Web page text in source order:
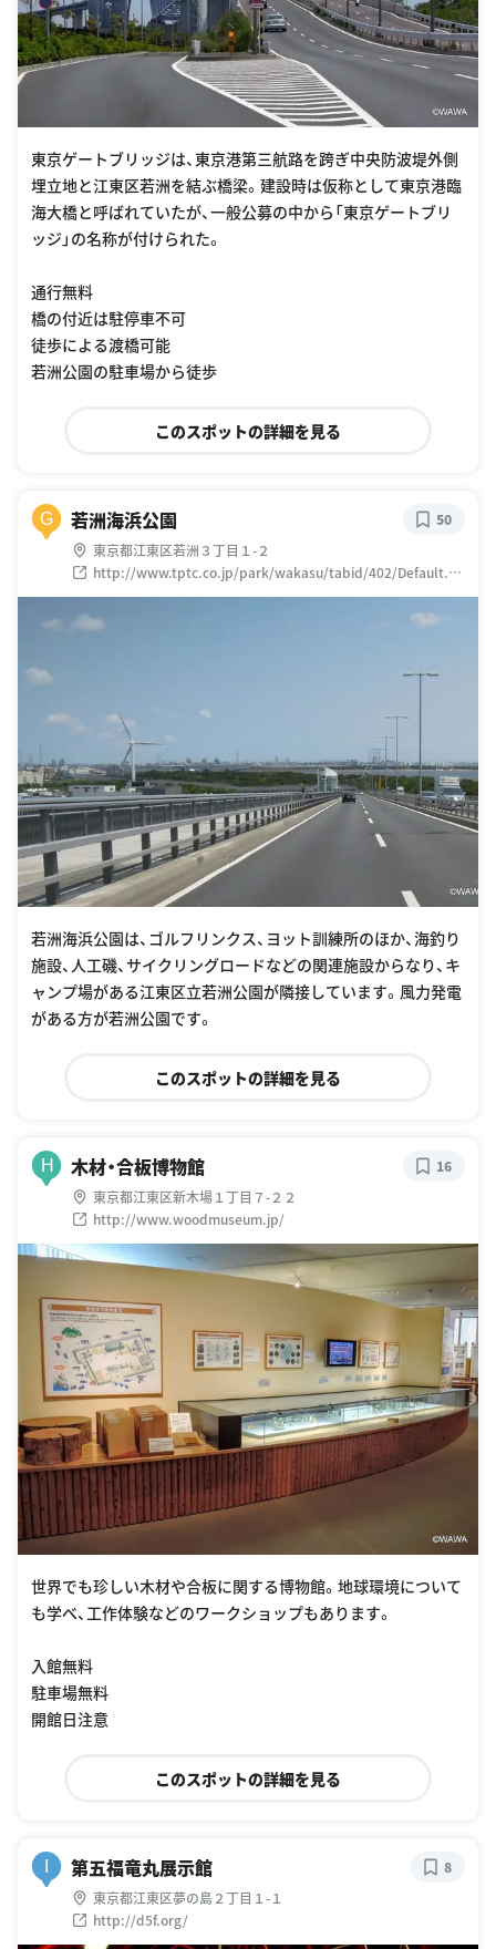
東京ゲートブリッジは、東京港第三航路を跨ぎ中央防波堤外側
埋立地と江東区若洲を結ぶ橋梁。建設時は仮称として東京港臨
海大橋と呼ばれていたが、一般公募の中から「東京ゲートブリ
ッジ」の名称が付けられた。
通行無料
橋の付近は駐停車不可
徒歩による渡橋可能
若洲公園の駐車場から徒歩
このスポットの詳細を見る
G 若洲海浜公園
東京都江東区若洲３丁目１-２
http://www.tptc.co.jp/park/wakasu/tabid/402/Default.as
px
50
若洲海浜公園は、ゴルフリンクス、ヨット訓練所のほか、海釣り
施設、人工磯、サイクリングロードなどの関連施設からなり、キ
ャンプ場がある江東区立若洲公園が隣接しています。風力発電
がある方が若洲公園です。
このスポットの詳細を見る
H 木材・合板博物館
東京都江東区新木場１丁目７-２２
http://www.woodmuseum.jp/
16
世界でも珍しい木材や合板に関する博物館。地球環境について
も学べ、工作体験などのワークショップもあります。
入館無料
駐車場無料
開館日注意
このスポットの詳細を見る
第五福竜丸展示館
東京都江東区夢の島２丁目１-１
http://d5f.org/
8